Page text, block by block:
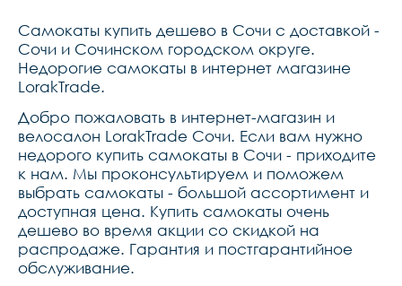
Самокаты купить дешево в Сочи с доставкой -
Сочи и Сочинском городском округе.
Недорогие самокаты в интернет магазине
LorakTrade.
Добро пожаловать в интернет-магазин и
велосалон LorakTrade Сочи. Если вам нужно
недорого купить самокаты в Сочи - приходите
к нам. Мы проконсультируем и поможем
выбрать самокаты - большой ассортимент и
доступная цена. Купить самокаты очень
дешево во время акции со скидкой на
распродаже. Гарантия и постгарантийное
обслуживание.